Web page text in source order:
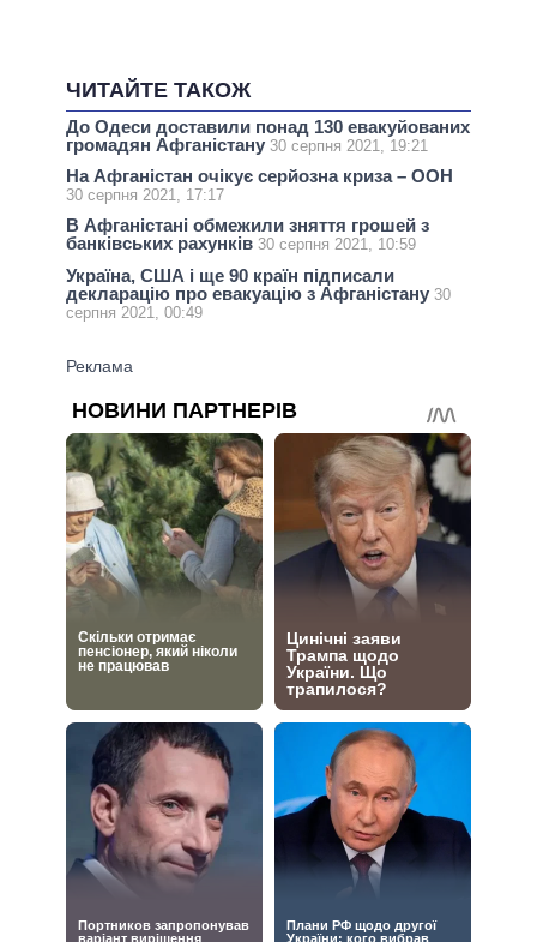
ЧИТАЙТЕ ТАКОЖ
До Одеси доставили понад 130 евакуйованих
громадян Афганістану 30 серпня 2021, 19:21
На Афганістан очікує серйозна криза – ООН
30 серпня 2021, 17:17
В Афганістані обмежили зняття грошей з
банківських рахунків 30 серпня 2021, 10:59
Україна, США і ще 90 країн підписали
декларацію про евакуацію з Афганістану 30
серпня 2021, 00:49